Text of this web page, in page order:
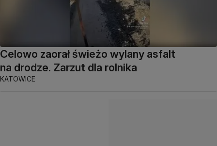
Celowo zaorał świeżo wylany asfalt
na drodze. Zarzut dla rolnika
KATOWICE